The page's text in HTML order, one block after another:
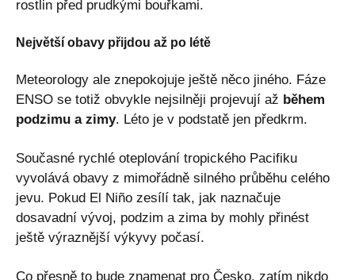
rostlin před prudkými bouřkami.
Největší obavy přijdou až po létě
Meteorology ale znepokojuje ještě něco jiného. Fáze
ENSO se totiž obvykle nejsilněji projevují až během
podzimu a zimy. Léto je v podstatě jen předkrm.
Současné rychlé oteplování tropického Pacifiku
vyvolává obavy z mimořádně silného průběhu celého
jevu. Pokud El Niño zesílí tak, jak naznačuje
dosavadní vývoj, podzim a zima by mohly přinést
ještě výraznější výkyvy počasí.
Co přesně to bude znamenat pro Česko, zatím nikdo